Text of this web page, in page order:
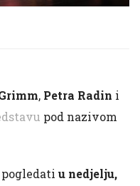
, Petra Radin i
pod nazivom
u nedjelju,